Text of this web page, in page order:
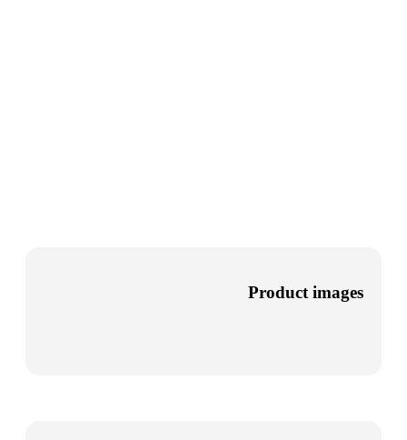
Product images